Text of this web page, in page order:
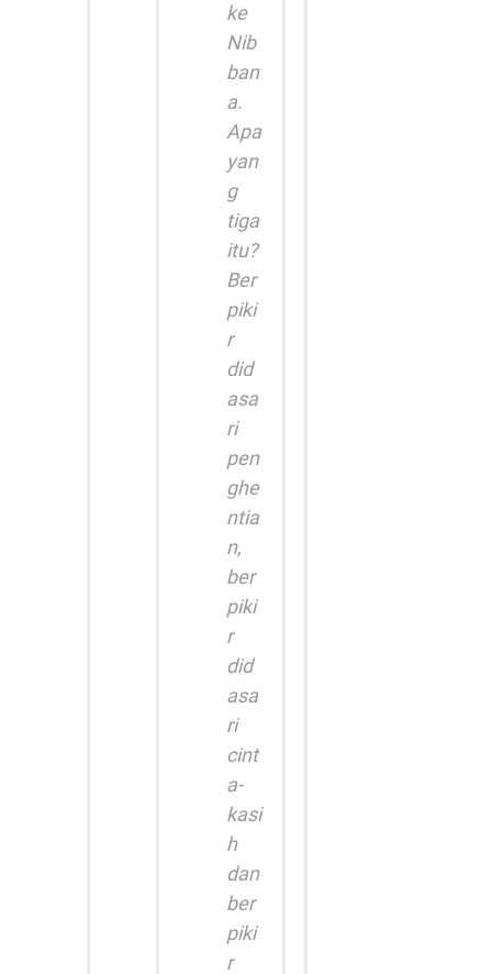
ke
Nib
ban
a.
Apa
yan
g
tiga
itu?
Ber
piki
r
did
asa
ri
pen
ghe
ntia
n,
ber
piki
r
did
asa
ri
cint
a-
kasi
h
dan
ber
piki
r